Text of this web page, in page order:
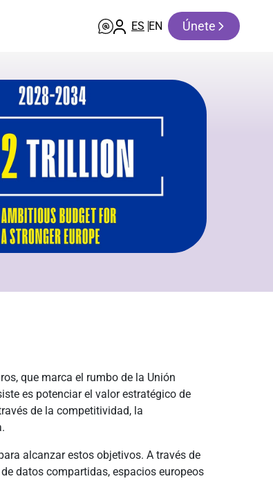
ES EN Únete
que marca el rumbo de la Unión
es potenciar el valor estratégico de
de la competitividad, la
alcanzar estos objetivos. A través de
datos compartidas, espacios europeos